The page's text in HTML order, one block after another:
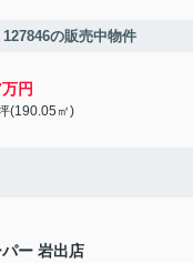
の販売中物件
円
(190.05㎡)
ー 岩出店